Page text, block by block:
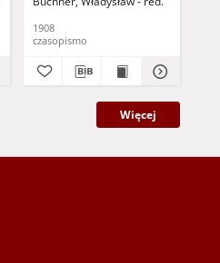
1908
czasopismo
Więcej